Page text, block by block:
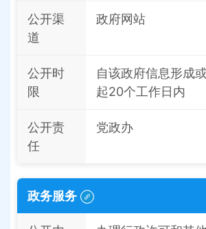
公开渠
道
政府网站
公开时
限
自该政府信息形成
起20个工作日内
公开责
任
党政办
政务服务